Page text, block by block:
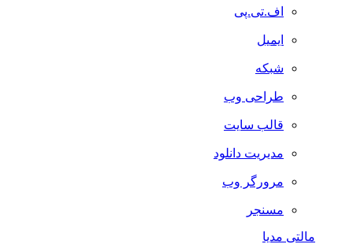
اف.تی.پی
ایمیل
شبکه
طراحی وب
قالب سایت
مدیریت دانلود
مرورگر وب
مسنجر
مالتی مدیا